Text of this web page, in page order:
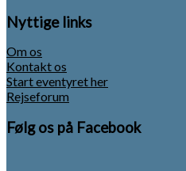
Nyttige links
Om os
Kontakt os
Start eventyret her
Rejseforum
Følg os på Facebook